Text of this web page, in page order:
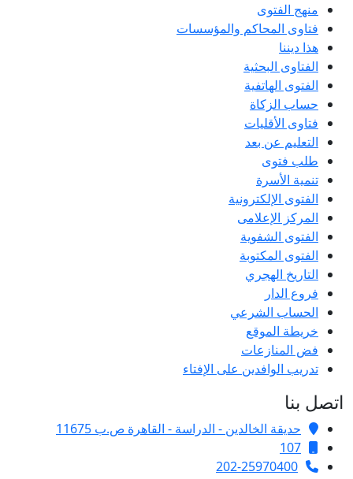
منهج الفتوى
فتاوى المحاكم والمؤسسات
هذا ديننا
الفتاوى البحثية
الفتوى الهاتفية
حساب الزكاة
فتاوى الأقليات
التعليم عن بعد
طلب فتوى
تنمية الأسرة
الفتوى الإلكترونية
المركز الإعلامى
الفتوى الشفوية
الفتوى المكتوبة
التاريخ الهجري
فروع الدار
الحساب الشرعي
خريطة الموقع
فض المنازعات
تدريب الوافدين على الإفتاء
اتصل بنا
حديقة الخالدين - الدراسة - القاهرة ص.ب 11675
107
202-25970400